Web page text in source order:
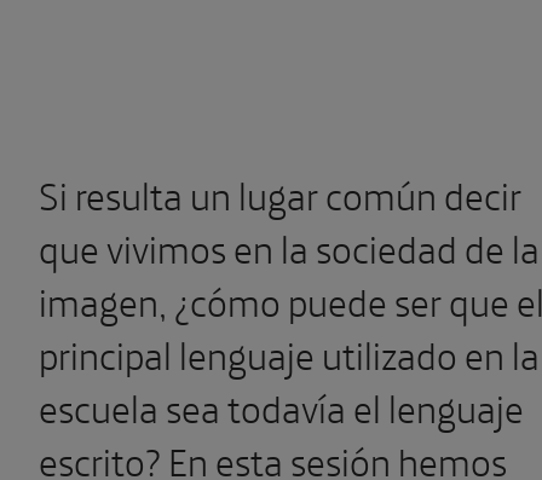
Si resulta un lugar común decir
que vivimos en la sociedad de la
imagen, ¿cómo puede ser que
principal lenguaje utilizado en la
escuela sea todavía el lenguaje
escrito? En esta sesión hemos